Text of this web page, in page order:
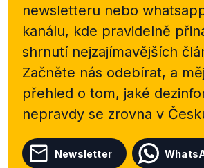
newsletteru nebo
kanálu, kde pravidelně
shrnutí nejzajímavějších
Začněte nás odebírat, a
přehled o tom, jaké
nepravdy se zrovna v
Newsletter